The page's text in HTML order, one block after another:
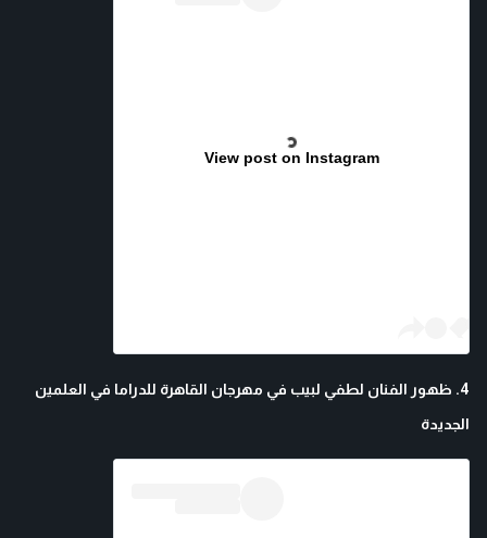
View post on Instagram
4. ظهور الفنان لطفي لبيب في مهرجان القاهرة للدراما في العلمين
الجديدة